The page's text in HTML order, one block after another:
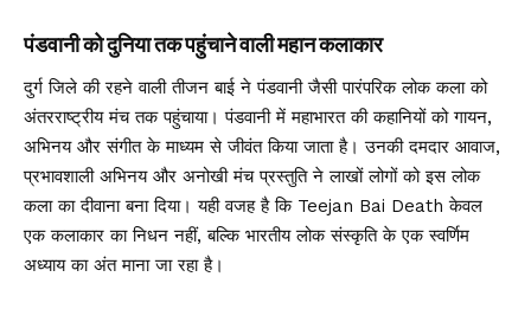
पंडवानी को दुनिया तक पहुंचाने वाली महान कलाकार
दुर्ग जिले की रहने वाली तीजन बाई ने पंडवानी जैसी पारंपरिक लोक कला को
अंतरराष्ट्रीय मंच तक पहुंचाया। पंडवानी में महाभारत की कहानियों को गायन,
अभिनय और संगीत के माध्यम से जीवंत किया जाता है। उनकी दमदार आवाज,
प्रभावशाली अभिनय और अनोखी मंच प्रस्तुति ने लाखों लोगों को इस लोक
कला का दीवाना बना दिया। यही वजह है कि Teejan Bai Death केवल
एक कलाकार का निधन नहीं, बल्कि भारतीय लोक संस्कृति के एक स्वर्णिम
अध्याय का अंत माना जा रहा है।